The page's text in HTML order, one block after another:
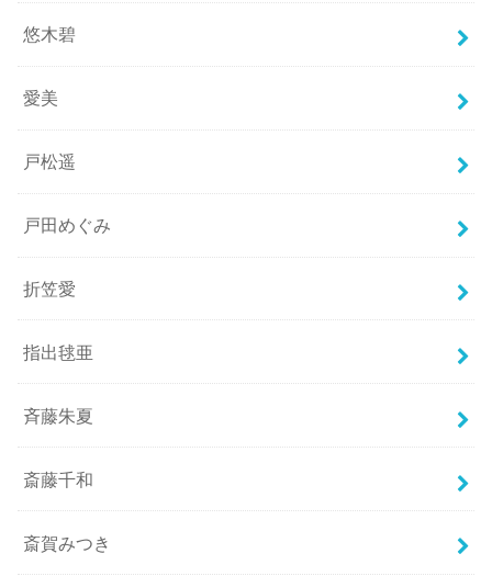
悠木碧
愛美
戸松遥
戸田めぐみ
折笠愛
指出毬亜
斉藤朱夏
斎藤千和
斎賀みつき